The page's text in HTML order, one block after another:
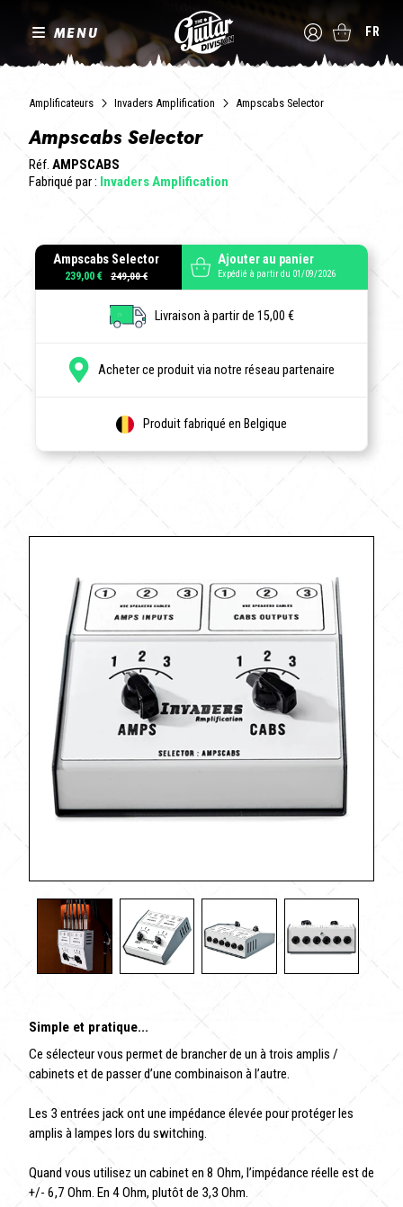
MENU FR
Amplificateurs Invaders Amplification Ampscabs Selector
Ampscabs Selector
Réf. AMPSCABS
Fabriqué par : Invaders Amplification
Ampscabs Selector
239,00 €
Ajouter au panier
Expédié à partir du 01/09/2026
Livraison à partir de 15,00 €
Acheter ce produit via notre réseau partenaire
Produit fabriqué en Belgique
Simple et pratique...
Ce sélecteur vous permet de brancher de un à trois amplis /
cabinets et de passer d’une combinaison à l’autre.
Les 3 entrées jack ont une impédance élevée pour protéger les
amplis à lampes lors du switching.
Quand vous utilisez un cabinet en 8 Ohm, l’impédance réelle est de
+/- 6,7 Ohm. En 4 Ohm, plutôt de 3,3 Ohm.